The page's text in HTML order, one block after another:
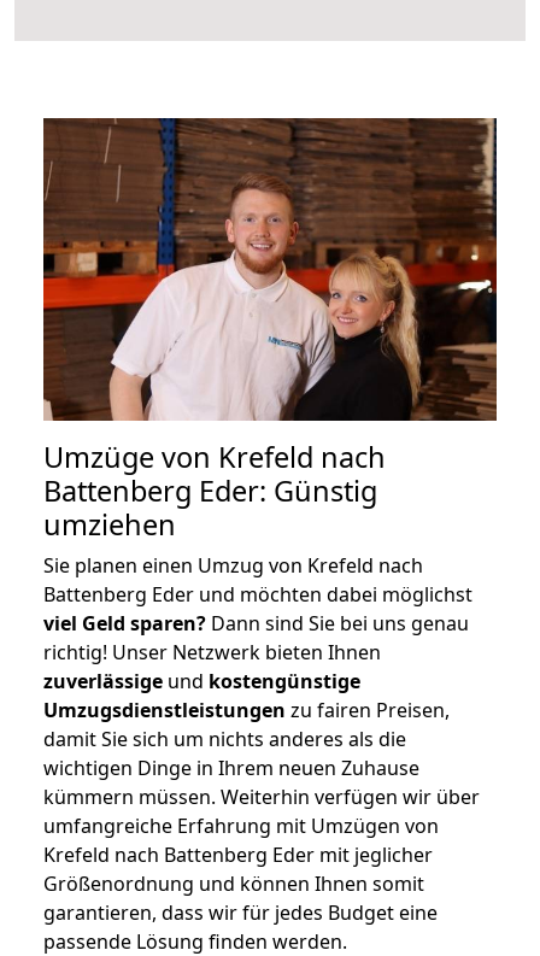
Umzüge von Krefeld nach
Battenberg Eder: Günstig
umziehen
Sie planen einen Umzug von Krefeld nach
Battenberg Eder und möchten dabei möglichst
viel Geld sparen? Dann sind Sie bei uns genau
richtig! Unser Netzwerk bieten Ihnen
zuverlässige und kostengünstige
Umzugsdienstleistungen zu fairen Preisen,
damit Sie sich um nichts anderes als die
wichtigen Dinge in Ihrem neuen Zuhause
kümmern müssen. Weiterhin verfügen wir über
umfangreiche Erfahrung mit Umzügen von
Krefeld nach Battenberg Eder mit jeglicher
Größenordnung und können Ihnen somit
garantieren, dass wir für jedes Budget eine
passende Lösung finden werden.